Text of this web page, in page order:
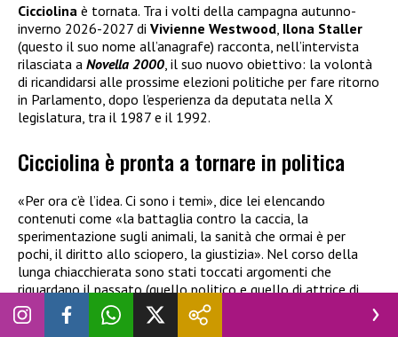
Cicciolina è tornata. Tra i volti della campagna autunno-
inverno 2026-2027 di Vivienne Westwood Ilona Staller
(questo il suo nome all’anagrafe) racconta, nell’intervista
rilasciata a Novella 2000 , il suo nuovo obiettivo: la volontà
di ricandidarsi alle prossime elezioni politiche per fare ritorno
in Parlamento, dopo l’esperienza da deputata nella X
legislatura, tra il 1987 e il 1992.
Cicciolina è pronta a tornare in politica
«Per ora c’è l’idea. Ci sono i temi», dice lei elencando
contenuti come «la battaglia contro la caccia, la
sperimentazione sugli animali, la sanità che ormai è per
pochi, il diritto allo sciopero, la giustizia». Nel corso della
lunga chiacchierata sono stati toccati argomenti che
riguardano il passato (quello politico e quello di attrice di
film porno), il presente, commentando l’operato di
Meloni
in Italia, e il futuro, partendo proprio dall’impegno